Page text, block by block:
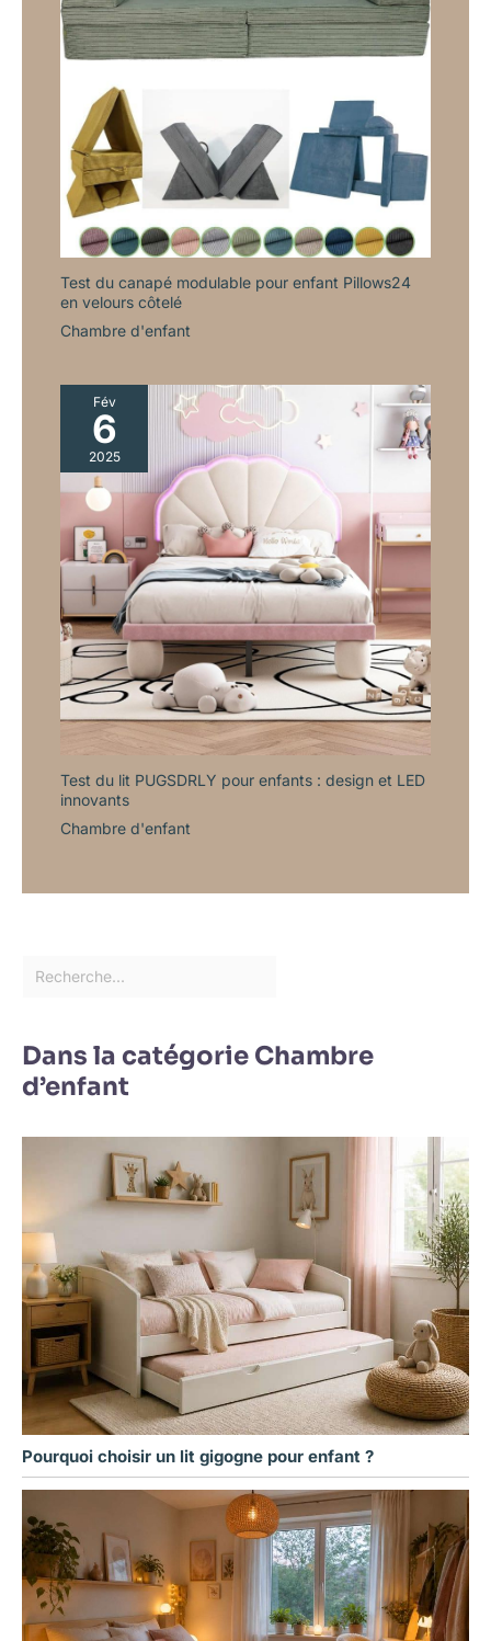
Test du canapé modulable pour enfant Pillows24
en velours côtelé
Chambre d'enfant
Fév
6
2025
Test du lit PUGSDRLY pour enfants : design et LED
innovants
Chambre d'enfant
Dans la catégorie Chambre
d’enfant
Pourquoi choisir un lit gigogne pour enfant ?